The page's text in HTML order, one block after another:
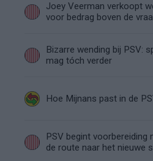
Joey Veerman verkoopt
voor bedrag boven de
Bizarre wending bij PSV:
mag tóch verder
Hoe Mijnans past in de
PSV begint voorbereiding
de route naar het nieuwe